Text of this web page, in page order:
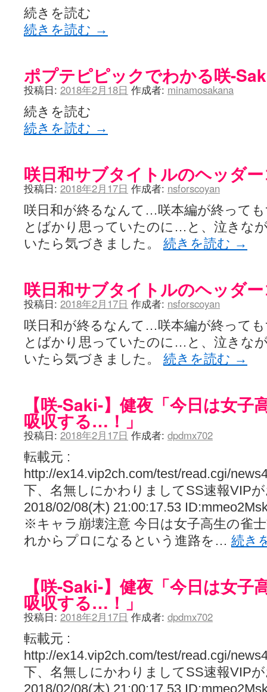
続きを読む
続きを読む →
ポプテピピックでわかる咲-
投稿日: 2018年2月18日 作成者: minamosakana
続きを読む
続きを読む →
咲日和サブタイトルのヘッダ
投稿日: 2018年2月17日 作成者: nsforscoyan
咲日和が終るなんて…咲本編が終って
とばかり思っていたのに…と、泣きな
いたら気づきました。 続きを読む →
咲日和サブタイトルのヘッダ
投稿日: 2018年2月17日 作成者: nsforscoyan
咲日和が終るなんて…咲本編が終って
とばかり思っていたのに…と、泣きな
いたら気づきました。 続きを読む →
【咲-Saki-】健夜「今日は女子
吸収する…！」
投稿日: 2018年2月17日 作成者: dpdmx702
転載元 :
http://ex14.vip2ch.com/test/read.cgi/
下、名無しにかわりましてSS速報VIP
2018/02/08(木) 21:00:17.53
※キャラ崩壊注意 今日は女子高生の雀
れからプロになるという進路を… 続き
【咲-Saki-】健夜「今日は女子
吸収する…！」
投稿日: 2018年2月17日 作成者: dpdmx702
転載元 :
http://ex14.vip2ch.com/test/read.cgi/
下、名無しにかわりましてSS速報VIP
2018/02/08(木) 21:00:17.53